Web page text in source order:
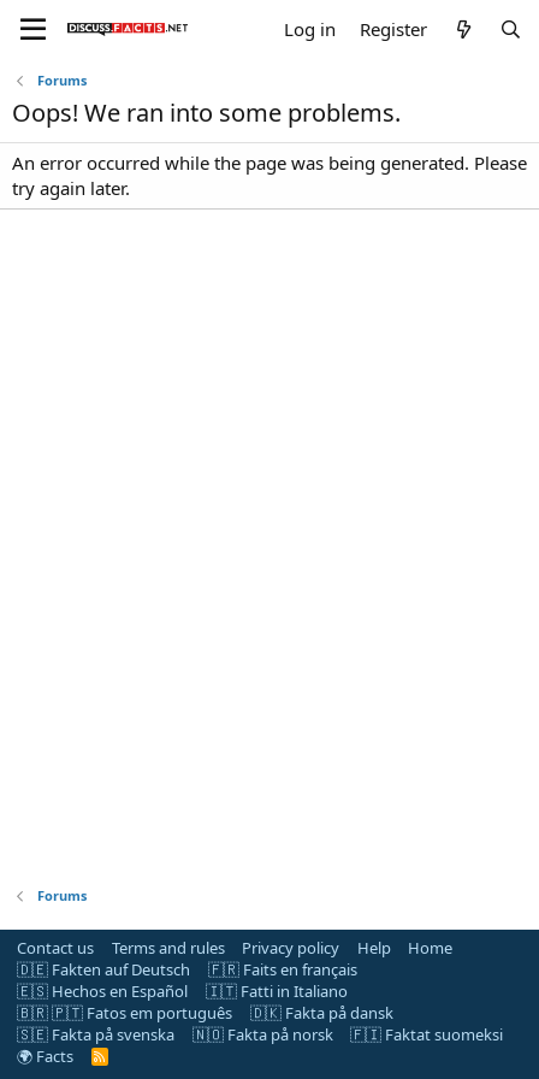
Log in Register
Forums
Oops! We ran into some problems.
An error occurred while the page was being generated. Please
try again later.
Forums
Contact us Terms and rules Privacy policy Help
Home
🇩🇪 Fakten auf Deutsch
🇫🇷 Faits en français
🇪🇸 Hechos en Español
🇮🇹 Fatti in Italiano
🇧🇷 🇵🇹 Fatos em português
🇩🇰 Fakta på dansk
🇸🇪 Fakta på svenska
🇳🇴 Fakta på norsk
🇫🇮 Faktat suomeksi
🌍 Facts
R